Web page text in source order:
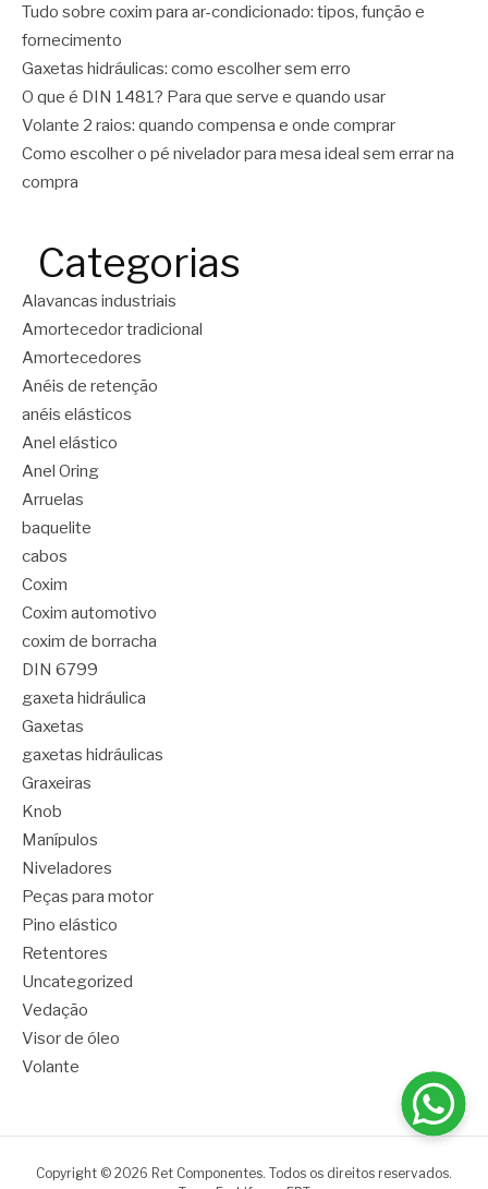
Tudo sobre coxim para ar-condicionado: tipos, função e
fornecimento
Gaxetas hidráulicas: como escolher sem erro
O que é DIN 1481? Para que serve e quando usar
Volante 2 raios: quando compensa e onde comprar
Como escolher o pé nivelador para mesa ideal sem errar na
compra
Categorias
Alavancas industriais
Amortecedor tradicional
Amortecedores
Anéis de retenção
anéis elásticos
Anel elástico
Anel Oring
Arruelas
baquelite
cabos
Coxim
Coxim automotivo
coxim de borracha
DIN 6799
gaxeta hidráulica
Gaxetas
gaxetas hidráulicas
Graxeiras
Knob
Manípulos
Niveladores
Peças para motor
Pino elástico
Retentores
Uncategorized
Vedação
Visor de óleo
Volante
Copyright © 2026 Ret Componentes. Todos os direitos reservados.